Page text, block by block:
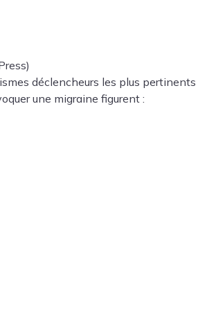
déclencheurs les plus pertinents
une migraine figurent :